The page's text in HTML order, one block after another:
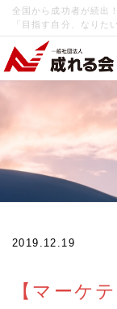
全国から成功者が続出
「目指す自分、なりた
2019.12.19
【マーケ